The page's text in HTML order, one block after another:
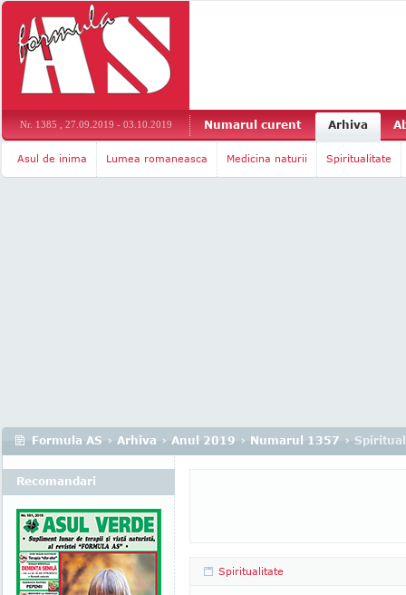
Nr. 1385 , 27.09.2019 - 03.10.2019 Numarul curent Arhiva
Asul de inima Lumea romaneasca Medicina naturii Spiritualitate
Formula AS › Arhiva › Anul 2019 › Numarul 1357 ›
Spiritualitate
Recomandari